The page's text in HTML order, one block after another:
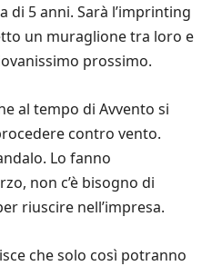
5 anni. Sarà l’imprinting
un muraglione tra loro e
prossimo.
al tempo di Avvento si
contro vento.
Lo fanno
non c’è bisogno di
riuscire nell’impresa.
che solo così potranno